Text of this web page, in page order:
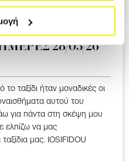
28/05/26
ταξίδι ήταν μοναδικές οι
αυτού του
για πάντα στη σκέψη μου
ελπίζω να μας
μας. IOSIFIDOU